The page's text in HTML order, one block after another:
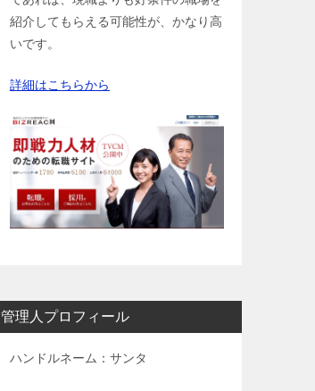
紹介してもらえる可能性が、かなり高
いです。
詳細はこちらから
管理人プロフィール
ハンドルネーム：サンタ